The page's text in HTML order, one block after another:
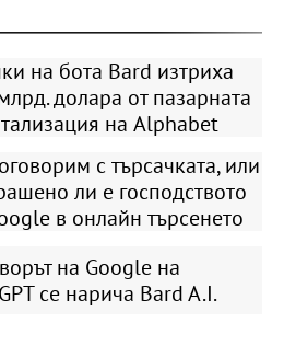
на бота Bard изтриха
долара от пазарната
на Alphabet
с търсачката, или
ли е господството
в онлайн търсенето
на Google на
се нарича Bard A.I.